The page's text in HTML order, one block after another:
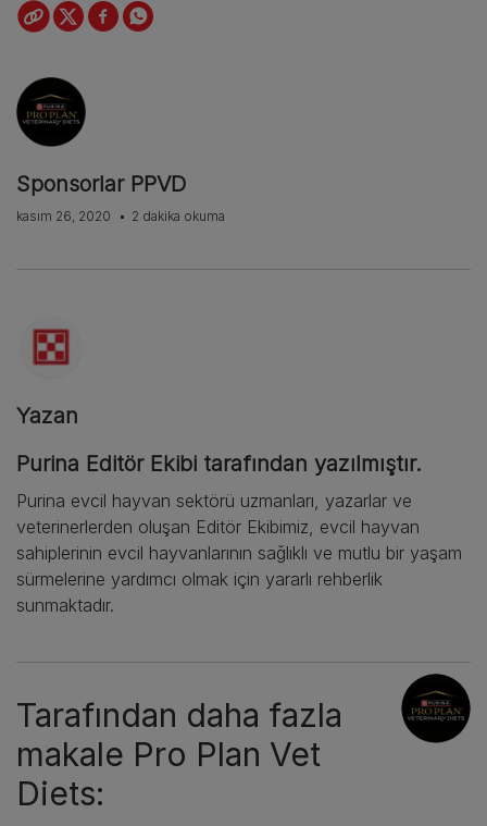
Sponsorlar PPVD
kasım 26, 2020 2 dakika okuma
Yazan
Purina Editör Ekibi tarafından yazılmıştır.
Purina evcil hayvan sektörü uzmanları, yazarlar ve
veterinerlerden oluşan Editör Ekibimiz, evcil hayvan
sahiplerinin evcil hayvanlarının sağlıklı ve mutlu bir yaşam
sürmelerine yardımcı olmak için yararlı rehberlik
sunmaktadır.
Tarafından daha fazla
makale Pro Plan Vet
Diets: